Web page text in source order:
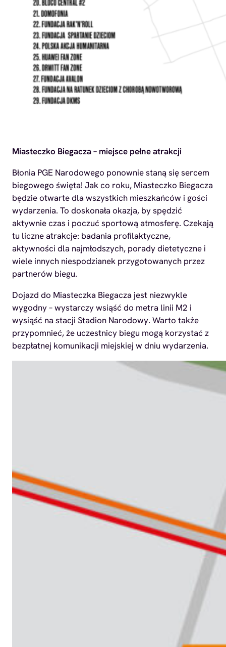
Miasteczko Biegacza – miejsce pełne atrakcji
Błonia PGE Narodowego ponownie staną się sercem
biegowego święta! Jak co roku, Miasteczko Biegacza
będzie otwarte dla wszystkich mieszkańców i gości
wydarzenia. To doskonała okazja, by spędzić
aktywnie czas i poczuć sportową atmosferę. Czekają
tu liczne atrakcje: badania profilaktyczne,
aktywności dla najmłodszych, porady dietetyczne i
wiele innych niespodzianek przygotowanych przez
partnerów biegu.
Dojazd do Miasteczka Biegacza jest niezwykle
wygodny – wystarczy wsiąść do metra linii M2 i
wysiąść na stacji Stadion Narodowy. Warto także
przypomnieć, że uczestnicy biegu mogą korzystać z
bezpłatnej komunikacji miejskiej w dniu wydarzenia.